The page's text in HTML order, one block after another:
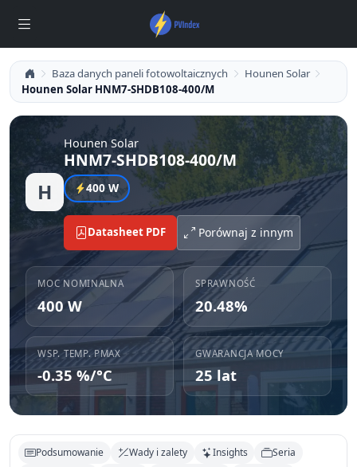
Baza danych paneli fotowoltaicznych
Hounen Solar
Hounen Solar HNM7-SHDB108-400/M
H
Hounen Solar
HNM7-SHDB108-400/M
400 W
Datasheet PDF Porównaj z innym
MOC NOMINALNA
400 W
SPRAWNOŚĆ
20.48%
WSP. TEMP. PMAX
-0.35 %/°C
GWARANCJA MOCY
25 lat
Podsumowanie Wady i zalety Insights
Seria